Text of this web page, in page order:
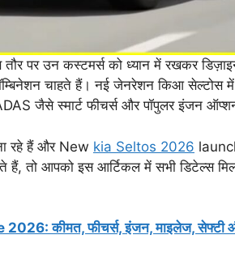
पर उन कस्टमर्स को ध्यान में रखकर
चाहते हैं। नई जेनरेशन किआ सेल्टोस
ADAS जैसे स्मार्ट फीचर्स और पॉपुलर इंजन
रहे हैं और New kia Seltos 2026
तो आपको इस आर्टिकल में सभी डिटेल्स
कीमत, फीचर्स, इंजन, माइलेज, सेफ्टी